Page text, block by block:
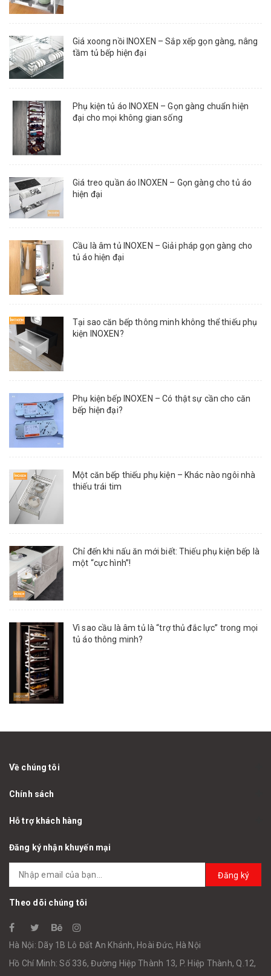
Giá xoong nồi INOXEN – Sắp xếp gọn gàng, nâng
tầm tủ bếp hiện đại
Phụ kiện tủ áo INOXEN – Gọn gàng chuẩn hiện
đại cho mọi không gian sống
Giá treo quần áo INOXEN – Gọn gàng cho tủ áo
hiện đại
Cầu là âm tủ INOXEN – Giải pháp gọn gàng cho
tủ áo hiện đại
Tại sao căn bếp thông minh không thể thiếu phụ
kiện INOXEN?
Phụ kiện bếp INOXEN – Có thật sự cần cho căn
bếp hiện đại?
Một căn bếp thiếu phụ kiện – Khác nào ngôi nhà
thiếu trái tim
Chỉ đến khi nấu ăn mới biết: Thiếu phụ kiện bếp là
một “cực hình”!
Vì sao cầu là âm tủ là “trợ thủ đắc lực” trong mọi
tủ áo thông minh?
Về chúng tôi
Chính sách
Hỗ trợ khách hàng
Đăng ký nhận khuyến mại
Đăng ký
Theo dõi chúng tôi
Hà Nội: Dãy 1B Lô Đất An Khánh, Hoài Đức, Hà Nội
Hồ Chí Minh: Số 336, Đường Hiệp Thành 13, P. Hiệp Thành, Q.12,